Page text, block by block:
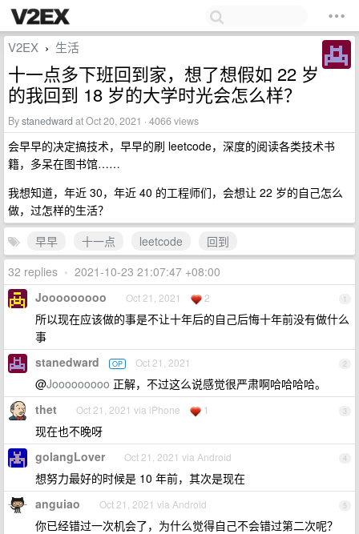
V2EX › 生活
十一点多下班回到家，想了想假如 22 岁
的我回到 18 岁的大学时光会怎么样？
Bystanedward at Oct 20, 2021 · 4066 views
会早早的决定搞技术，早早的刷 leetcode，深度的阅读各类技术书
籍，多呆在图书馆……
我想知道，年近 30，年近 40 的工程师们，会想让 22 岁的自己怎么
做，过怎样的生活？
早早
十一点 leetcode
回到
32 replies • 2021-10-23 21:07:47 +08:00
1
Jooooooooo Oct 21, 2021 2
所以现在应该做的事是不让十年后的自己后悔十年前没有做什么
事
2
stanedward OP Oct 21, 2021
@Jooooooooo 正解，不过这么说感觉很严肃啊哈哈哈哈。
3
thet Oct 21, 2021 via iPhone 1
现在也不晚呀
4
golangLover Oct 21, 2021 via Android
想努力最好的时候是 10 年前，其次是现在
5
anguiao Oct 21, 2021 via Android
你已经错过一次机会了，为什么觉得自己不会错过第二次呢？